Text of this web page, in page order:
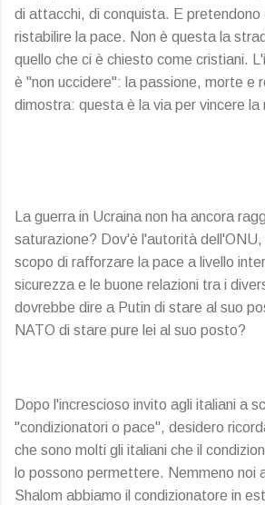
di attacchi, di conquista. E pretendono
ristabilire la pace. Non è questa la
quello che ci è chiesto come cristiani.
è "non uccidere": la passione, morte e
dimostra: questa è la via per vincere la
La guerra in Ucraina non ha ancora
saturazione? Dov'è l'autorità
scopo di rafforzare la pace a livello
sicurezza e le buone relazioni tra i
dovrebbe dire a Putin di stare al suo
NATO di stare pure lei al suo posto?
Dopo l'increscioso invito agli italiani a
"condizionatori o pace", desidero
che sono molti gli italiani che il
lo possono permettere. Nemmeno noi
Shalom abbiamo il condizionatore in